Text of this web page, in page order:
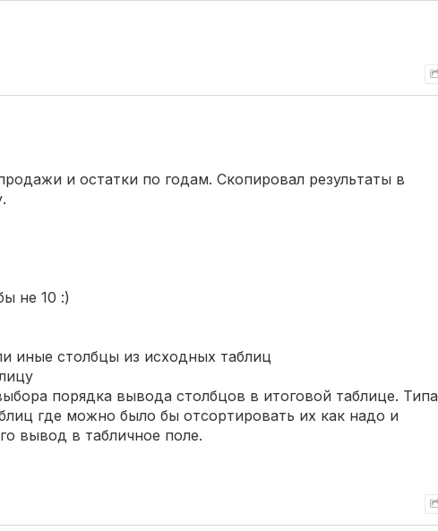
и остатки по годам. Скопировал результаты в
не 10 :)
иные столбцы из исходных таблиц
порядка вывода столбцов в итоговой таблице. Типа
где можно было бы отсортировать их как надо и
вывод в табличное поле.